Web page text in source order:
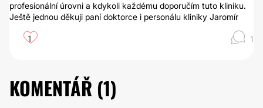
profesionální úrovni a kdykoli každému doporučím tuto kliniku.
Ještě jednou děkuji paní doktorce i personálu kliniky Jaromír
1 1
KOMENTÁŘ (1)